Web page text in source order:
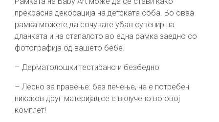
прекрасна декорација на детската соба. Во оваа
рамка можете да сочувате убав сувенир на
дланката и на стапалото во една рамка заедно со
фотографија од вашето бебе.
– Дерматолошки тестирано и безбедно
– Лесно за правење: без печење, не е потребен
никаков друг материјал,се е вклучено во овој
комплет!